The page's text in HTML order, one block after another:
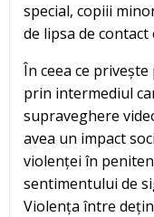
special, copiii
de lipsa de
În ceea ce
prin intermediul
supraveghere
avea un impact
violenței în
sentimentului de
Violența între